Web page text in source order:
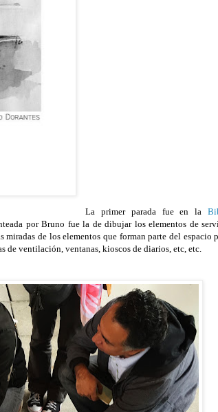
La primer parada fue en la
por Bruno fue la de dibujar los elementos de
de los elementos que forman parte del espacio
de ventilación, ventanas, kioscos de diarios, etc, etc.